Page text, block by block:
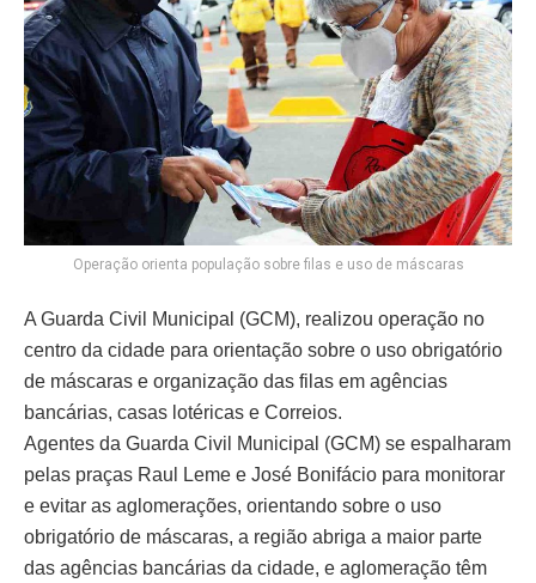
Operação orienta população sobre filas e uso de máscaras
A Guarda Civil Municipal (GCM), realizou operação no
centro da cidade para orientação sobre o uso obrigatório
de máscaras e organização das filas em agências
bancárias, casas lotéricas e Correios.
Agentes da Guarda Civil Municipal (GCM) se espalharam
pelas praças Raul Leme e José Bonifácio para monitorar
e evitar as aglomerações, orientando sobre o uso
obrigatório de máscaras, a região abriga a maior parte
das agências bancárias da cidade, e aglomeração têm